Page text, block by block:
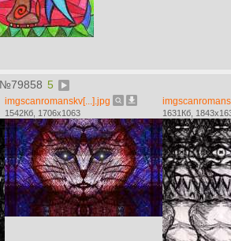
№79858 5
imgscanromanskv[...].jpg
1542Кб, 1706x1063 1631Кб,